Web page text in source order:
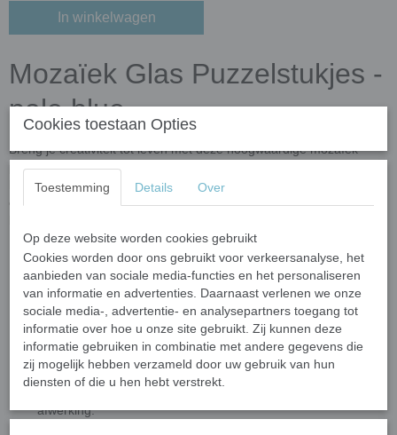
In winkelwagen
Mozaïek Glas Puzzelstukjes -
pale blue
Breng je creativiteit tot leven met deze hoogwaardige mozaïek
puzzelstukjes! Gemaakt van gerecycled glas en verrijkt met
kleuroxiden, zijn deze steentjes niet alleen milieuvriendelijk, maar
ook duurzaam en veelzijdig. Perfect voor binnen- én
Belangrijkste kenmerken
Afmetingen:Elk stukje varieert in grootte van 10 tot 20 mm
en is 4 mm dik.
Vormen:Onregelmatig gevormde meerhoekige steentjes met
afgeronde, gladde randen voor een veilige en gemakkelijke
verwerking.
Kleur: Door-en-door gekleurd glas met een hoogglanzende
afwerking.
Cookies toestaan Opties
Toestemming Details Over
Op deze website worden cookies gebruikt
Cookies worden door ons gebruikt voor verkeersanalyse, het
aanbieden van sociale media-functies en het personaliseren
van informatie en advertenties. Daarnaast verlenen we onze
sociale media-, advertentie- en analysepartners toegang tot
informatie over hoe u onze site gebruikt. Zij kunnen deze
informatie gebruiken in combinatie met andere gegevens die
zij mogelijk hebben verzameld door uw gebruik van hun
diensten of die u hen hebt verstrekt.